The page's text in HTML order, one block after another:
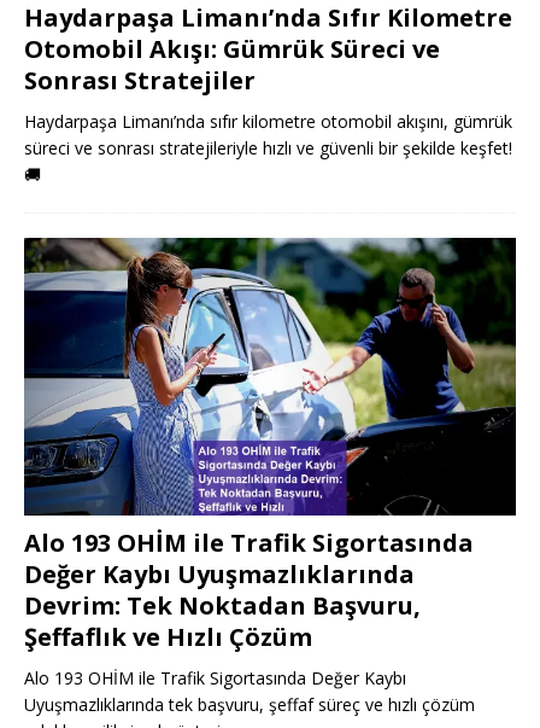
Haydarpaşa Limanı’nda Sıfır Kilometre
Otomobil Akışı: Gümrük Süreci ve
Sonrası Stratejiler
Haydarpaşa Limanı’nda sıfır kilometre otomobil akışını, gümrük
süreci ve sonrası stratejileriyle hızlı ve güvenli bir şekilde keşfet!
🚚
Alo 193 OHİM ile Trafik Sigortasında
Değer Kaybı Uyuşmazlıklarında
Devrim: Tek Noktadan Başvuru,
Şeffaflık ve Hızlı Çözüm
Alo 193 OHİM ile Trafik Sigortasında Değer Kaybı
Uyuşmazlıklarında tek başvuru, şeffaf süreç ve hızlı çözüm